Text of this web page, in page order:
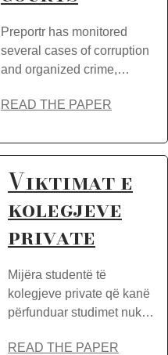
Preportr has monitored
several cases of corruption
and organized crime,…
READ THE PAPER
Viktimat e
kolegjeve
private
Mijëra studentë të
kolegjeve private që kanë
përfunduar studimet nuk…
READ THE PAPER